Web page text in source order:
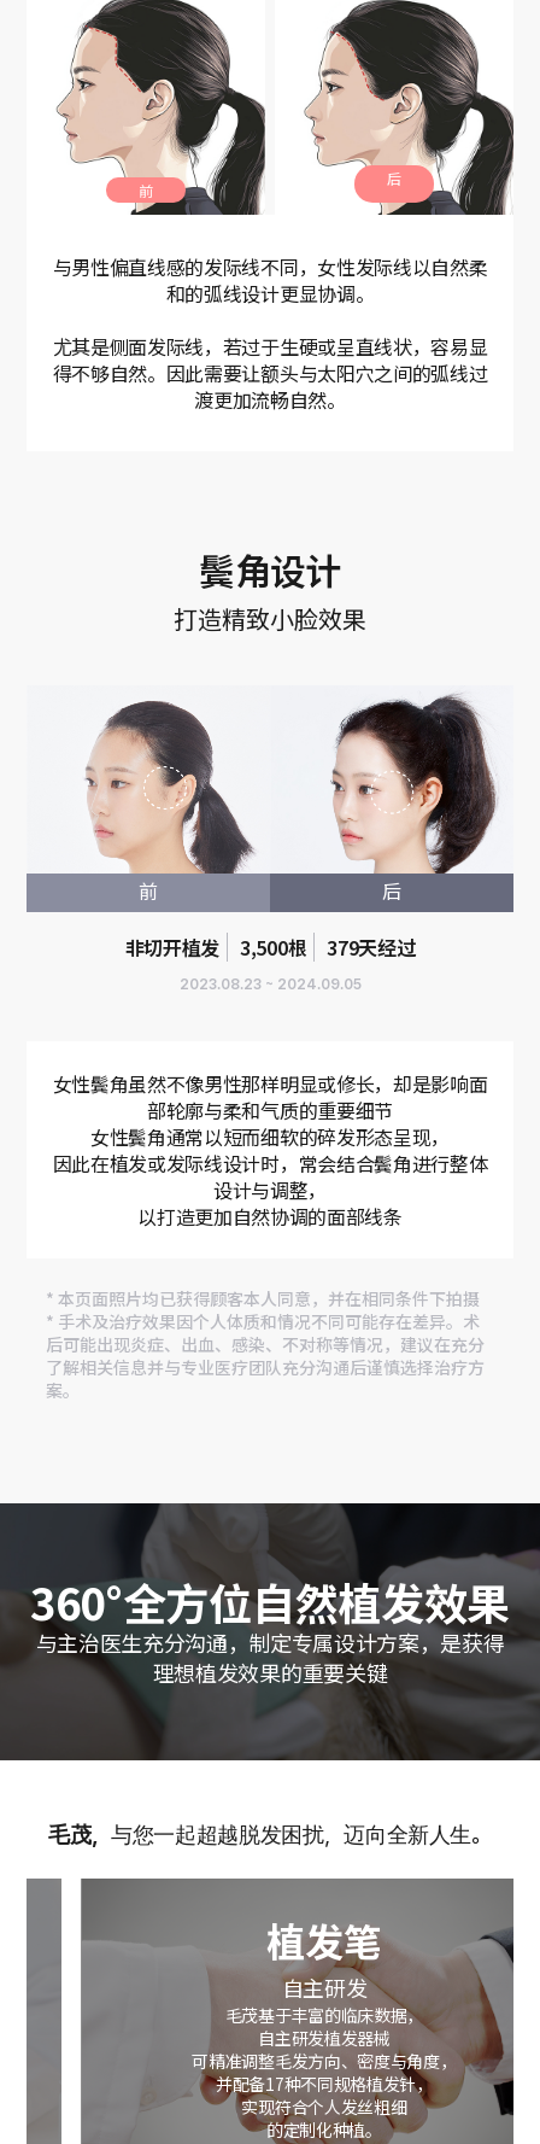
前
后
与男性偏直线感的发际线不同，女性发际线以自然柔
和的弧线设计更显协调。
尤其是侧面发际线，若过于生硬或呈直线状，容易显
得不够自然。 因此需要让额头与太阳穴之间的弧线过
渡更加流畅自然。
鬓角设计
打造精致小脸效果
前 后
非切开植发 3,500根 379天经过
2023.08.23 ~ 2024.09.05
女性鬓角虽然不像男性那样明显或修长，却是影响面
部轮廓与柔和气质的重要细节
女性鬓角通常以短而细软的碎发形态呈现，
因此在植发或发际线设计时，常会结合鬓角进行整体
设计与调整，
以打造更加自然协调的面部线条
* 本页面照片均已获得顾客本人同意，并在相同条件下拍摄
* 手术及治疗效果因个人体质和情况不同可能存在差异。术
后可能出现炎症、出血、感染、不对称等情况，建议在充分
了解相关信息并与专业医疗团队充分沟通后谨慎选择治疗方
案。
360°全方位自然植发效果
与主治医生充分沟通，制定专属设计方案，是获得
理想植发效果的重要关键
毛茂，与您一起超越脱发困扰，迈向全新人生。
植发笔
自主研发
毛茂基于丰富的临床数据，
自主研发植发器械
可精准调整毛发方向、密度与角度，
并配备17种不同规格植发针，
实现符合个人发丝粗细
的定制化种植。